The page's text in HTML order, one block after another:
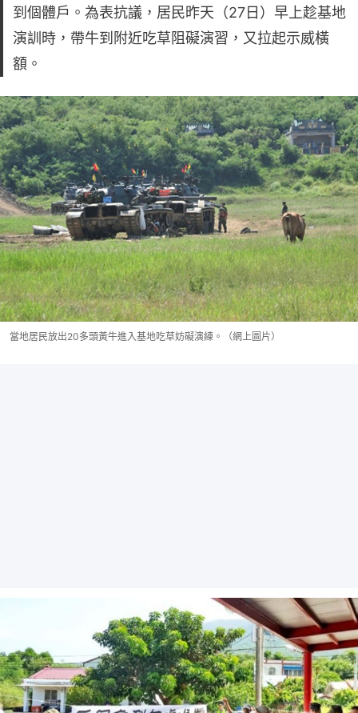
到個體戶。為表抗議，居民昨天（27日）早上趁基地
演訓時，帶牛到附近吃草阻礙演習，又拉起示威橫
額。
當地居民放出20多頭黃牛進入基地吃草妨礙演練。（網上圖片）